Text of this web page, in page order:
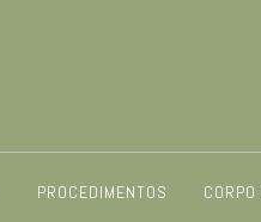
PROCEDIMENTOS